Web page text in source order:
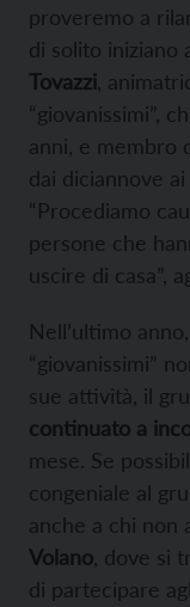
proveremo a
di solito iniziano
Tovazzi,
“giovanissimi”,
anni, e membro
dai diciannove
“Procediamo
persone che
uscire di casa”,
Nell’ultimo
“giovanissimi”
sue attività, il
continuato a
mese. Se
congeniale al
anche a chi non
Volano, dove si
di partecipare